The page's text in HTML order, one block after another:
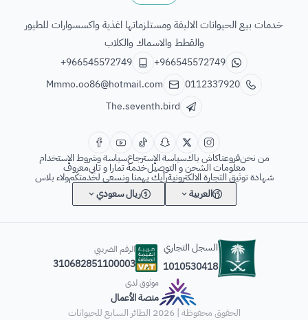
خدمات بيع الحيوانات الاليفة ومستلزماتها اغذية واكسسوارات للطيور
والقطط والاسماك والكلاب
+966545572749
+966545572749
0112337920
Mmmo.oo86@hotmail.com
The.seventh.bird
من نحنفروعناكاش باكسياسة الإسترجاعسياسة وشروط الإستخدام
معلومات الشحن و التوصيلخدمة تمارا و تابيمعروف
شهادة توثيق التجارة الالكترونيةرأيك يهمنا ونسعى لخدمتكمولاء بلاس
العربية
ريال سعودي
السجل التجاري
1010530418
الرقم الضريبي
310682851100003
موثوق لدى
منصة الأعمال
الحقوق محفوظة | 2026
الطائر السابع للحيوانات